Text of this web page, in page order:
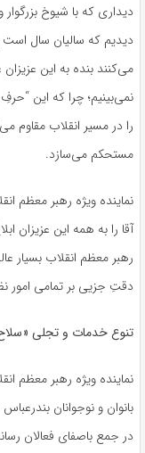
دیداری که با شیوخ
دیدیم که سالیان سال
می‌کنند بنده به این
نمی‌بینیم؛ چرا که این
را در مسیر انقلاب مقاوم
مستحکم می‌سازد.
نماینده ویژه رهبر معظم
آقا را به همه این عزیزان
رهبر معظم انقلاب بسیار
دقتِ جزیی بر تمامی امور
تنوع خدمات و تجلی
نماینده ویژه رهبر معظم
بانوان و نوجوانان
در جمع باصفای فعالان